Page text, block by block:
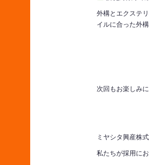
外構とエクステ
イルに合った外
次回もお楽しみに
ミヤシタ興産株
私たちが採用に